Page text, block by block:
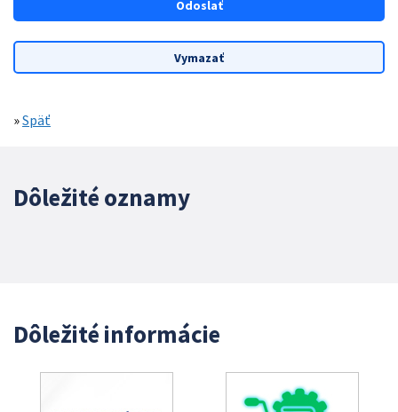
»Späť
Dôležité oznamy
Dôležité informácie